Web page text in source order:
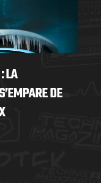
LA
DE